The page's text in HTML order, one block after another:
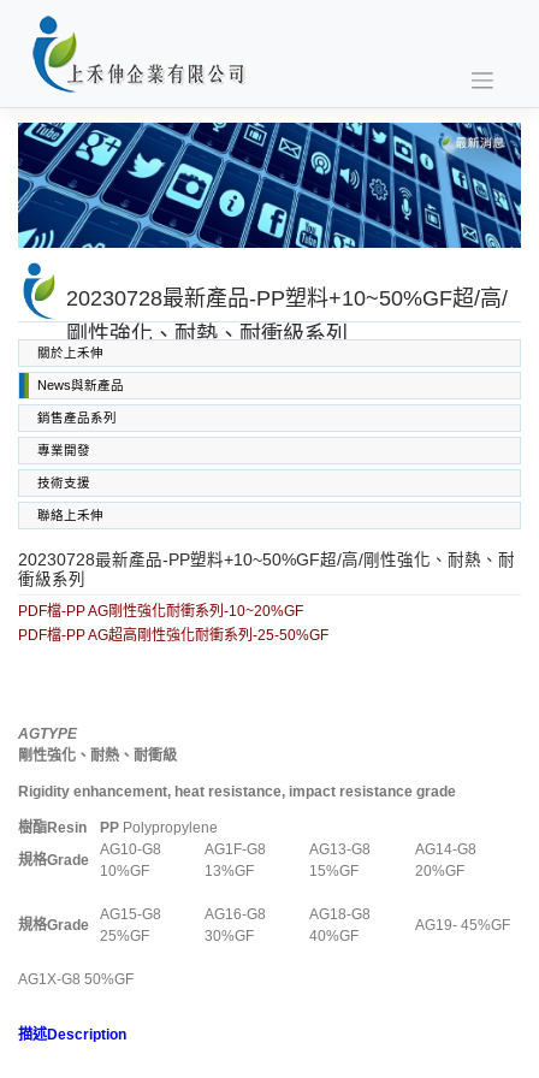
content
20230728最新產品-PP塑料+10~50%GF超/高/
剛性強化、耐熱、耐衝級系列
關於上禾伸
News與新產品
銷售產品系列
SABIC PC PC/ABS PPO PEI
專業開發
技術支援
聯絡上禾伸
20230728最新產品-PP塑料+10~50%GF超/高/剛性強化、耐熱、耐
衝級系列
PDF檔-PP AG剛性強化耐衝系列-10~20%GF
PDF檔-PP AG超高剛性強化耐衝系列-25-50%GF
AGTYPE
剛性強化、耐熱、耐衝級
Rigidity enhancement, heat resistance, impact resistance grade
樹酯Resin PP Polypropylene
規格Grade
AG10-G8
10%GF
AG1F-G8
13%GF
AG13-G8
15%GF
AG14-G8
20%GF
規格Grade
AG15-G8
25%GF
AG16-G8
30%GF
AG18-G8
40%GF
AG19- 45%GF
AG1X-G8 50%GF
描述Description